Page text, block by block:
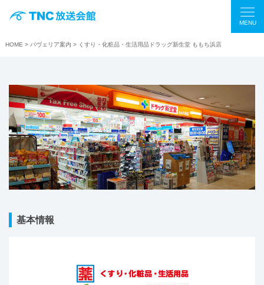
MENU
HOME > パヴェリア案内 > くすり・化粧品・生活用品ドラッグ新生堂 ももち浜店
基本情報